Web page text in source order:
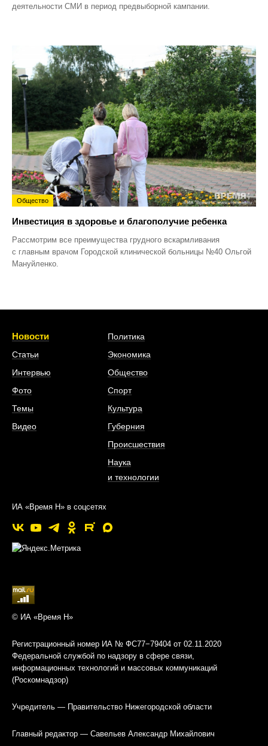
деятельности СМИ в период предвыборной кампании.
Общество
Инвестиция в здоровье и благополучие ребенка
Рассмотрим все преимущества грудного вскармливания
с главным врачом Городской клинической больницы №40 Ольгой
Мануйленко.
Новости
Статьи
Интервью
Фото
Темы
Видео
Политика
Экономика
Общество
Спорт
Культура
Губерния
Происшествия
Наука
и технологии
ИА «Время Н» в соцсетях
© ИА «Время Н»
Регистрационный номер ИА № ФС77−79404 от 02.11.2020
Федеральной службой по надзору в сфере связи,
информационных технологий и массовых коммуникаций
(Роскомнадзор)
Учредитель — Правительство Нижегородской области
Главный редактор — Савельев Александр Михайлович